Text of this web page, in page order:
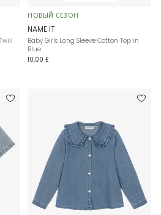
НОВЫЙ СЕЗОН
NAME IT
Baby Girls Long Sleeve Cotton Top in
Blue
10,00 £